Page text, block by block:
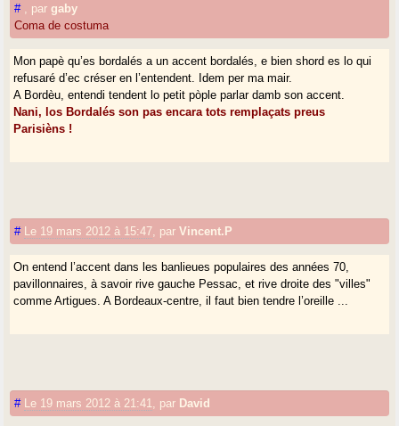
# pargaby
Coma de costuma
Mon papè qu’es bordalés a un accent bordalés, e bien shord es lo qui
refusaré d’ec créser en l’entendent. Idem per ma mair.
A Bordèu, entendi tendent lo petit pòple parlar damb son accent.
Nani, los Bordalés son pas encara tots remplaçats preus
Parisièns !
# Le 19 mars 2012 à 15:47 parVincent.P
On entend l’accent dans les banlieues populaires des années 70,
pavillonnaires, à savoir rive gauche Pessac, et rive droite des "villes"
comme Artigues. A Bordeaux-centre, il faut bien tendre l’oreille ...
# Le 19 mars 2012 à 21:41 par David